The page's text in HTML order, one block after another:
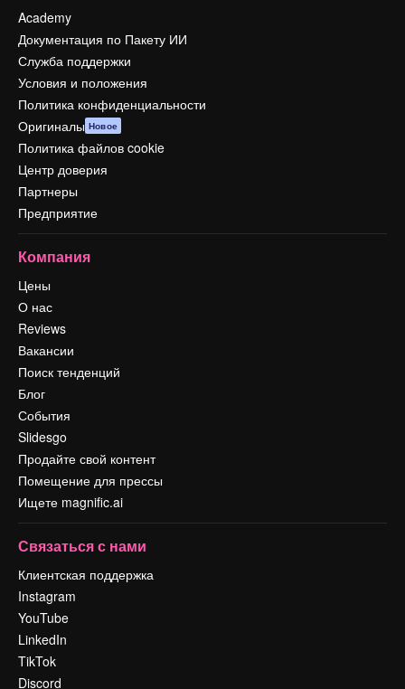
Academy
Документация по Пакету ИИ
Служба поддержки
Условия и положения
Политика конфиденциальности
Оригиналы Новое
Политика файлов cookie
Центр доверия
Партнеры
Предприятие
Компания
Цены
О нас
Reviews
Вакансии
Поиск тенденций
Блог
События
Slidesgo
Продайте свой контент
Помещение для прессы
Ищете magnific.ai
Связаться с нами
Клиентская поддержка
Instagram
YouTube
LinkedIn
TikTok
Discord